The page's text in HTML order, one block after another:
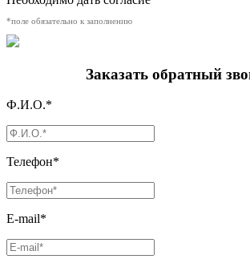
*поле обязательно к заполнению
Заказать обратный
Ф.И.О.*
Телефон*
E-mail*